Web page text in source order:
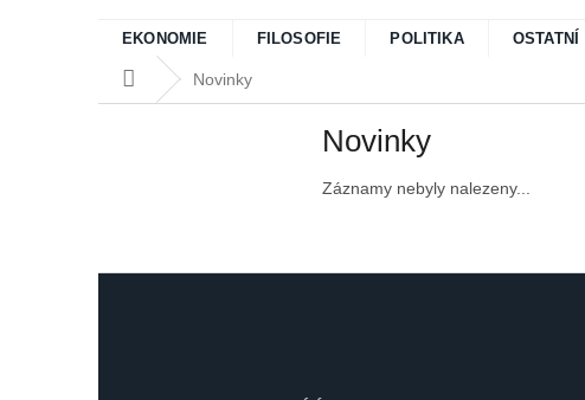
EKONOMIE FILOSOFIE POLITIKA OSTATNÍ
Domů Novinky
Novinky
Záznamy nebyly nalezeny...